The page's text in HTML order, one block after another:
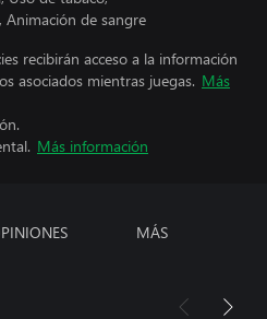
Animación de sangre
recibirán acceso a la información
asociados mientras juegas. Más
Más información
MÁS